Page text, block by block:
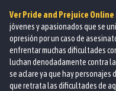
Ver Pride and Prejuice Online
jóvenes y apasionados que se
opresión por un caso de
enfrentar muchas dificultades
luchan denodadamente contra
se aclare ya que hay personajes
que retrata las dificultades de